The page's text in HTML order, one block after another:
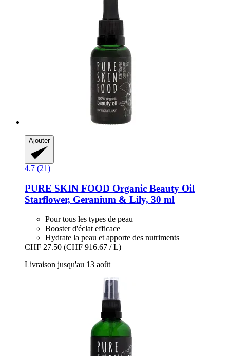
Ajouter
4.7 (21)
PURE SKIN FOOD Organic Beauty Oil
Starflower, Geranium & Lily, 30 ml
Pour tous les types de peau
Booster d'éclat efficace
Hydrate la peau et apporte des nutriments
CHF 27.50 (CHF 916.67 / L)
Livraison jusqu'au 13 août